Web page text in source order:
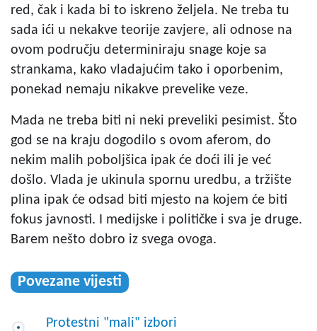
red, čak i kada bi to iskreno željela. Ne treba tu
sada ići u nekakve teorije zavjere, ali odnose na
ovom području determiniraju snage koje sa
strankama, kako vladajućim tako i oporbenim,
ponekad nemaju nikakve prevelike veze.
Mada ne treba biti ni neki preveliki pesimist. Što
god se na kraju dogodilo s ovom aferom, do
nekim malih poboljšica ipak će doći ili je već
došlo. Vlada je ukinula spornu uredbu, a tržište
plina ipak će odsad biti mjesto na kojem će biti
fokus javnosti. I medijske i političke i sva je druge.
Barem nešto dobro iz svega ovoga.
Povezane vijesti
Protestni "mali" izbori